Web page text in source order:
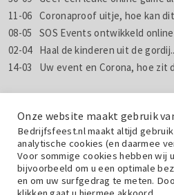
11-06 Coronaproof uitje, hoe kan
08-05
SOS Events ontwikkeld online
02-04
Haal de kinderen uit de
14-03
Uw event en Corona, hoe zit
Wil jij weten wat wij doen met jouw
privacyverklaring.
Onze website maakt gebruik
Bedrijfsfeest.nl maakt altijd
analytische cookies (en daarmee
Voor sommige cookies hebben wij
bijvoorbeeld om u een optimale
en om uw surfgedrag te meten.